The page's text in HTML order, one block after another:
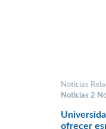
Noticias
Noticias 2
ofrecer